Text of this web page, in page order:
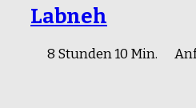
Labneh
8 Stunden 10 Min.